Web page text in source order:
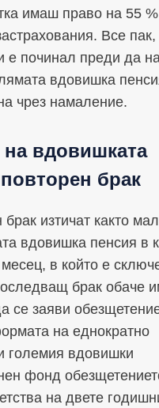
имаш право на 55
Все пак,
е починал преди да
вдовишка
чрез намаление.
на вдовишката
брак
изтичат както
вдовишка пенсия в
в който е
брак обаче
се заяви
на еднократно
големия вдовишки
фонд
на двете